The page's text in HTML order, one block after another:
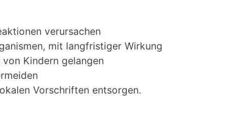
verursachen
mit langfristiger Wirkung
Kindern gelangen
Vorschriften entsorgen.